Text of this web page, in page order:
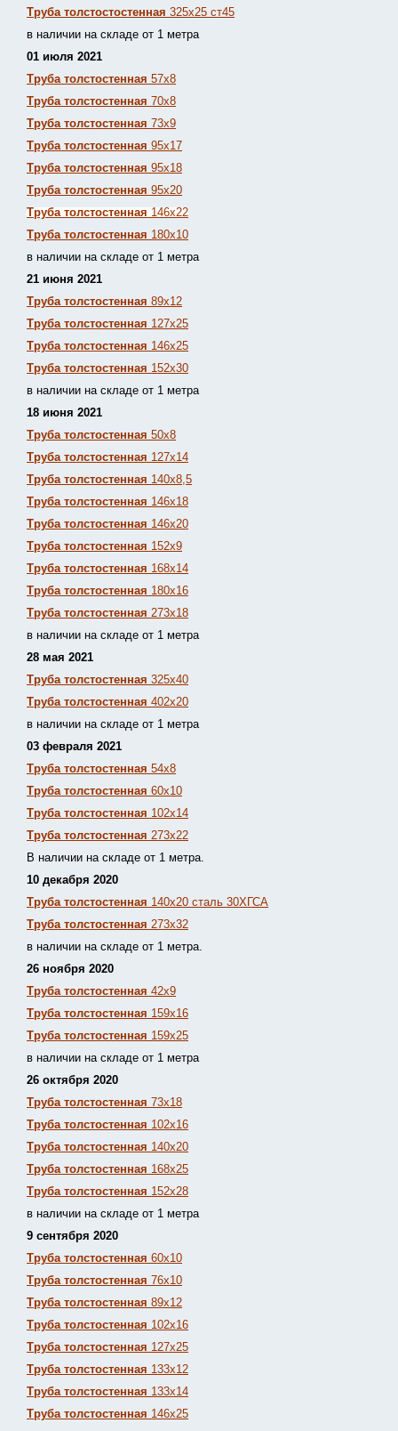
Труба толстостостенная 325х25 ст45
в наличии на складе от 1 метра
01 июля 2021
Труба толстостенная 57х8
Труба толстостенная 70х8
Труба толстостенная 73х9
Труба толстостенная 95х17
Труба толстостенная 95х18
Труба толстостенная 95х20
Труба толстостенная 146х22
Труба толстостенная 180х10
в наличии на складе от 1 метра
21 июня 2021
Труба толстостенная 89х12
Труба толстостенная 127х25
Труба толстостенная 146х25
Труба толстостенная 152х30
в наличии на складе от 1 метра
18 июня 2021
Труба толстостенная 50х8
Труба толстостенная 127х14
Труба толстостенная 140х8,5
Труба толстостенная 146х18
Труба толстостенная 146х20
Труба толстостенная 152х9
Труба толстостенная 168х14
Труба толстостенная 180х16
Труба толстостенная 273х18
в наличии на складе от 1 метра
28 мая 2021
Труба толстостенная 325х40
Труба толстостенная 402х20
в наличии на складе от 1 метра
03 февраля 2021
Труба толстостенная 54х8
Труба толстостенная 60х10
Труба толстостенная 102х14
Труба толстостенная 273х22
В наличии на складе от 1 метра.
10 декабря 2020
Труба толстостенная 140х20 сталь 30ХГСА
Труба толстостенная 273х32
в наличии на складе от 1 метра.
26 ноября 2020
Труба толстостенная 42х9
Труба толстостенная 159х16
Труба толстостенная 159х25
в наличии на складе от 1 метра
26 октября 2020
Труба толстостенная 73х18
Труба толстостенная 102х16
Труба толстостенная 140х20
Труба толстостенная 168х25
Труба толстостенная 152х28
в наличии на складе от 1 метра
9 сентября 2020
Труба толстостенная 60х10
Труба толстостенная 76х10
Труба толстостенная 89х12
Труба толстостенная 102х16
Труба толстостенная 127х25
Труба толстостенная 133х12
Труба толстостенная 133х14
Труба толстостенная 146х25